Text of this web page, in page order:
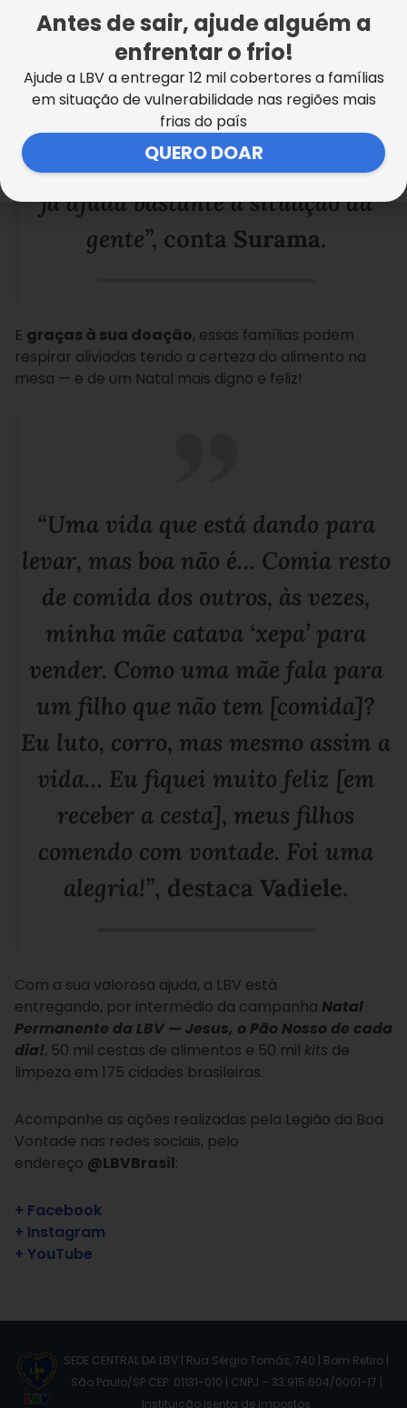
E assim está dando para viver, a
realidade, infelizmente, é essa.
não fosse a ajuda da LBV, a gente
não era nada, porque um
poquinho aqui, um poquinho ali,
já ajuda bastante a situação da
gente”, conta Surama.
E graças à sua doação, essas famílias podem
respirar aliviadas tendo a certeza do alimento na
mesa — e de um Natal mais digno e feliz!
“Uma vida que está dando para
levar, mas boa não é… Comia resto
de comida dos outros, às vezes,
minha mãe catava ‘xepa’ para
vender. Como uma mãe fala para
um filho que não tem [comida]?
Eu luto, corro, mas mesmo assim a
vida… Eu fiquei muito feliz [em
receber a cesta], meus filhos
comendo com vontade. Foi uma
alegria!”, destaca Vadiele.
Com a sua valorosa ajuda, a LBV está
entregando, por intermédio da campanha Natal
Permanente da LBV — Jesus, o Pão Nosso de cada
dia!, 50 mil cestas de alimentos e 50 mil kits de
limpeza em 175 cidades brasileiras.
Acompanhe as ações realizadas pela Legião da Boa
Vontade nas redes sociais, pelo
endereço @LBVBrasil:
+ Facebook
+ Instagram
+ YouTube
SEDE CENTRAL DA LBV | Rua Sérgio Tomás, 740 | Bom Retiro |
São Paulo/SP CEP: 01131-010 | CNPJ – 33.915.604/0001-17 |
Instituição isenta de impostos
Antes de sair, ajude alguém a
enfrentar o frio!
Ajude a LBV a entregar 12 mil cobertores a famílias
em situação de vulnerabilidade nas regiões mais
frias do país
QUERO DOAR